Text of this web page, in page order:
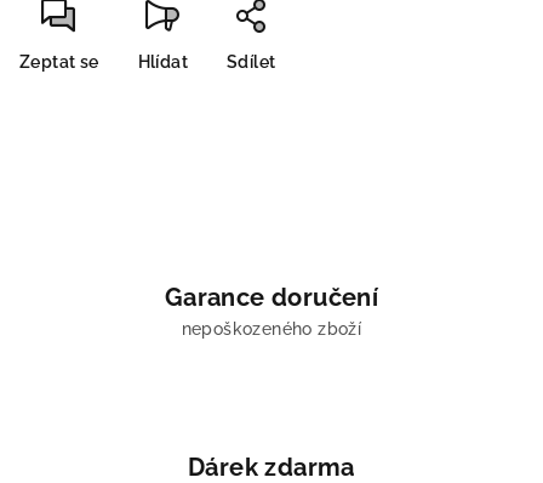
Zeptat se Hlídat Sdílet
Garance doručení
nepoškozeného zboží
Dárek zdarma